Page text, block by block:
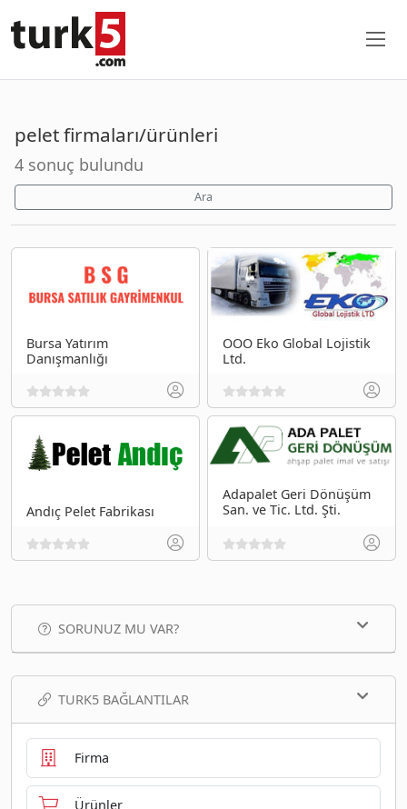
pelet firmaları/ürünleri
4 sonuç bulundu
Ara
Bursa Yatırım
Danışmanlığı
OOO Eko Global Lojistik
Ltd.
Andıç Pelet Fabrikası
Adapalet Geri Dönüşüm
San. ve Tic. Ltd. Şti.
SORUNUZ MU VAR?
TURK5 BAĞLANTILAR
Firma
Ürünler